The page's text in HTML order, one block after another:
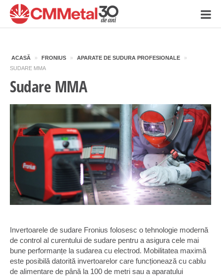
ACASĂ » FRONIUS » APARATE DE SUDURA PROFESIONALE
»
SUDARE MMA
Sudare MMA
Invertoarele de sudare Fronius folosesc o tehnologie modernă
de control al curentului de sudare pentru a asigura cele mai
bune performanțe la sudarea cu electrod. Mobilitatea maximă
este posibilă datorită invertoarelor care funcționează cu cablu
de alimentare de până la 100 de metri sau a aparatului